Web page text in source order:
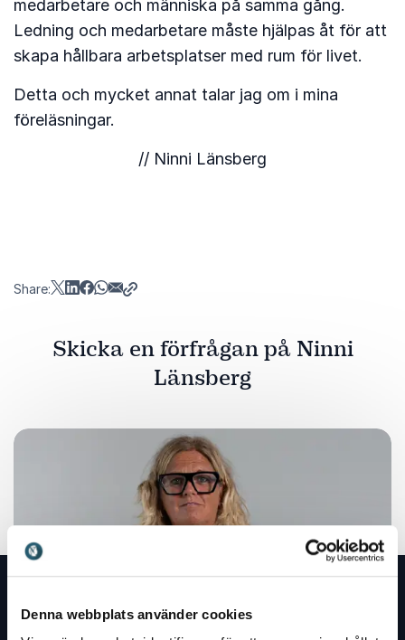
Denna webbplats använder cookies
medarbetare och människa på samma gång.
Ledning och medarbetare måste hjälpas åt för att
skapa hållbara arbetsplatser med rum för livet.
Detta och mycket annat talar jag om i mina
föreläsningar.
// Ninni Länsberg
Share:
Skicka en förfrågan på Ninni
Länsberg